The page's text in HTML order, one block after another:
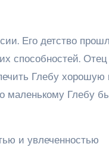
Его детство
способностей.
Глебу хорошую
маленькому Глебу
и увлеченностью